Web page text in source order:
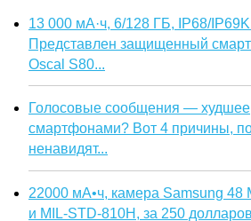
13 000 мА·ч, 6/128 ГБ, IP68/
Представлен защищенный
Oscal S80...
Голосовые сообщения — худшее,
смартфонами? Вот 4 причины,
ненавидят...
22000 мА•ч, камера Samsung 48
и MIL-STD-810H, за 250